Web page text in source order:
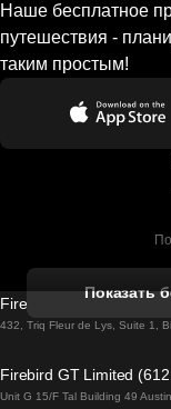
Наше бесплатное
путешествия -
таким простым!
Показать
Firebird GT Limited (OC
432, Triq Fleur de Lys, Suite 1,
Firebird GT Limited
Unit G 15/F Tal Building 49